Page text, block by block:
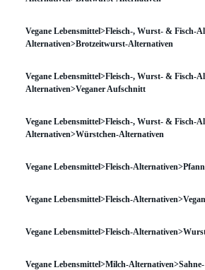
Vegane Lebensmittel>Fleisch-, Wurst- & Fisch-
Alternativen>Brotzeitwurst-Alternativen
Vegane Lebensmittel>Fleisch-, Wurst- & Fisch-
Alternativen>Veganer Aufschnitt
Vegane Lebensmittel>Fleisch-, Wurst- & Fisch-
Alternativen>Würstchen-Alternativen
Vegane Lebensmittel>Fleisch-
Vegane Lebensmittel>Fleisch-
Vegane Lebensmittel>Fleisch-
Vegane Lebensmittel>Milch-